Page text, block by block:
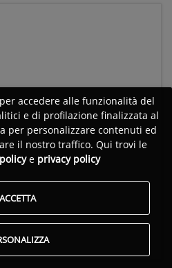
accedere alle funzionalità del
e di profilazione finalizzata al
per personalizzare contenuti ed
il nostro traffico. Qui trovi le
e privacy policy
ACCETTA